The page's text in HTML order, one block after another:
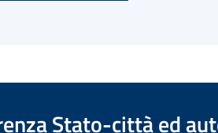
Stato-città ed